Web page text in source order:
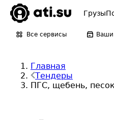
Грузы
Все сервисы Ваши
Главная
Тендеры
ПГС, щебень, песок